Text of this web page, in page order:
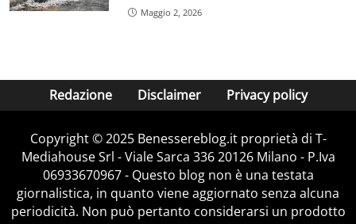
Maggio 2, 2026
Redazione Disclaimer Privacy policy
Copyright © 2025 Benessereblog.it proprietà di T-
Mediahouse Srl - Viale Sarca 336 20126 Milano - P.Iva
06933670967 - Questo blog non è una testata
giornalistica, in quanto viene aggiornato senza alcuna
periodicità. Non può pertanto considerarsi un prodotto